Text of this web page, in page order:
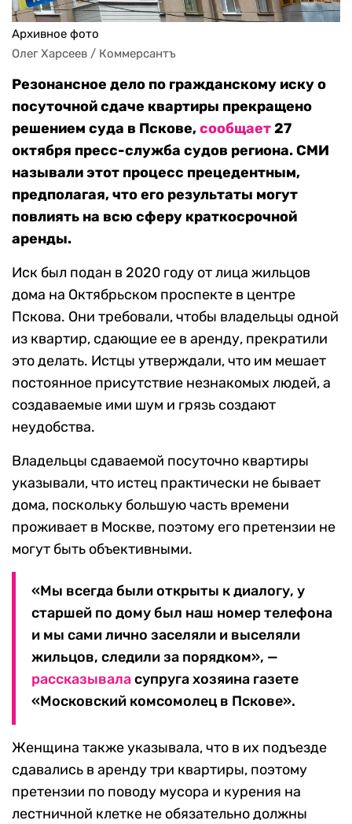
Архивное фото
Олег Харсеев / Коммерсантъ
Резонансное дело по гражданскому иску о
посуточной сдаче квартиры прекращено
решением суда в Пскове,сообщает27
октября пресс-служба судов региона. СМИ
называли этот процесс прецедентным,
предполагая, что его результаты могут
повлиять на всю сферу краткосрочной
аренды.
Иск был подан в 2020 году от лица жильцов
дома на Октябрьском проспекте в центре
Пскова. Они требовали, чтобы владельцы одной
из квартир, сдающие ее в аренду, прекратили
это делать. Истцы утверждали, что им мешает
постоянное присутствие незнакомых людей, а
создаваемые ими шум и грязь создают
неудобства.
Владельцы сдаваемой посуточно квартиры
указывали, что истец практически не бывает
дома, поскольку большую часть времени
проживает в Москве, поэтому его претензии не
могут быть объективными.
«Мы всегда были открыты к диалогу, у
старшей по дому был наш номер телефона
и мы сами лично заселяли и выселяли
жильцов, следили за порядком», —
рассказываласупруга хозяина газете
«Московский комсомолец в Пскове».
Женщина также указывала, что в их подъезде
сдавались в аренду три квартиры, поэтому
претензии по поводу мусора и курения на
лестничной клетке не обязательно должны